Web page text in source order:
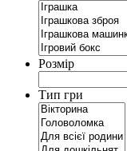
Розмір
Тип гри